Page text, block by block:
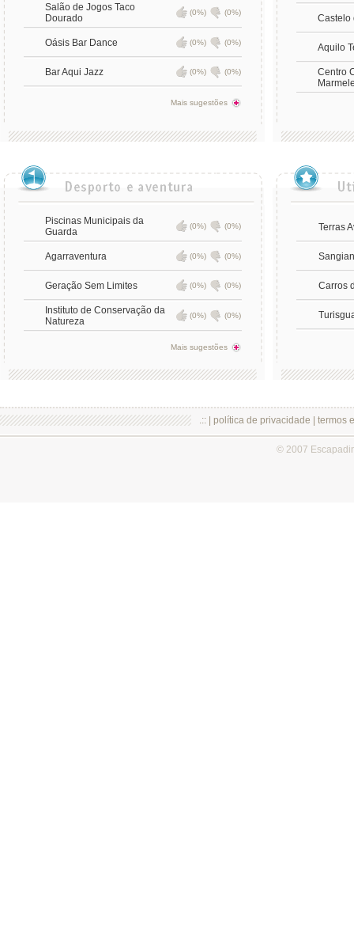
Salão de Jogos Taco
Dourado
(0%) (0%)
Oásis Bar Dance (0%) (0%)
Bar Aqui Jazz (0%) (0%)
Mais sugestões
Castelo
Aquilo
Centro
Piscinas Municipais da
Guarda
(0%) (0%)
Agarraventura (0%) (0%)
Geração Sem Limites (0%) (0%)
Instituto de Conservação da
Natureza
(0%) (0%)
Mais sugestões
Terras
Carros
.:: | política de privacidade termos
© 2007